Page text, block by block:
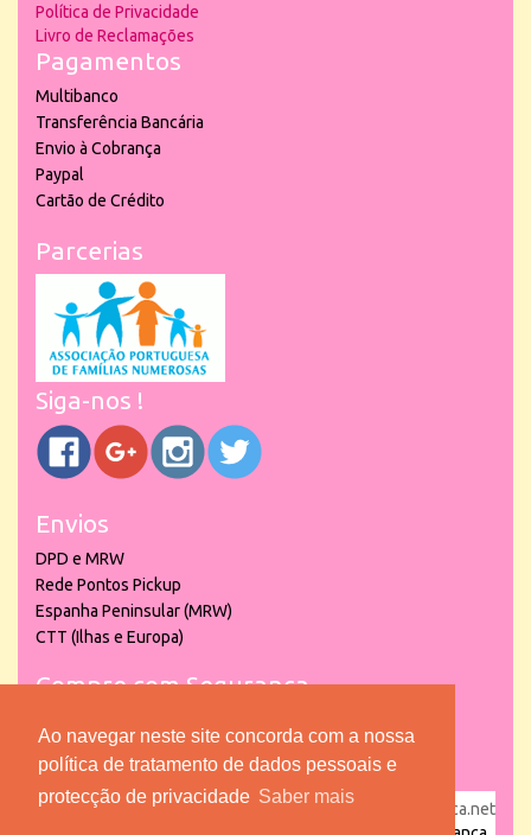
Ao navegar neste site concorda com a nossa
política de tratamento de dados pessoais e
protecção de privacidade Saber mais
Política de Privacidade
Livro de Reclamações
Pagamentos
Multibanco
Transferência Bancária
Envio à Cobrança
Paypal
Cartão de Crédito
Parcerias
Siga-nos !
Envios
DPD e MRW
Rede Pontos Pickup
Espanha Peninsular (MRW)
CTT (Ilhas e Europa)
Compre com Segurança
powered by puber!a | © 2026 Copyright www.lojadacrianca.net